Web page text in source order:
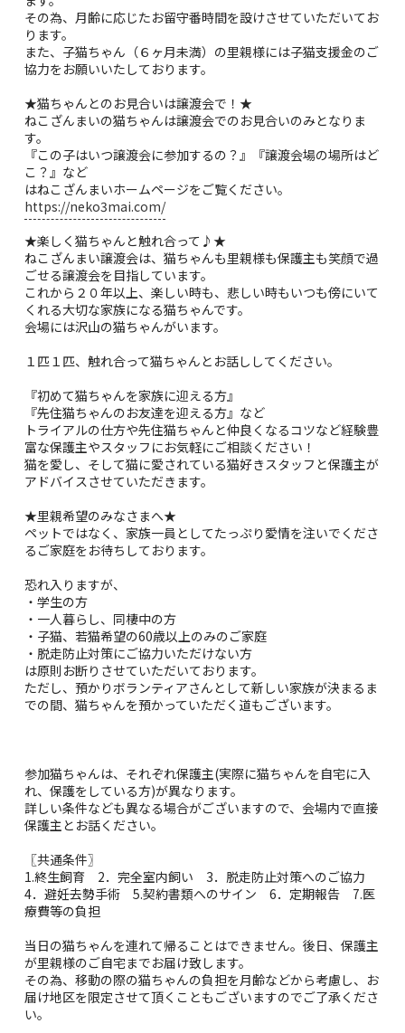
その為、月齢に応じたお留守番時間を設けさせていただいてお
ります。
また、子猫ちゃん（６ヶ月未満）の里親様には子猫支援金のご
協力をお願いいたしております。
★猫ちゃんとのお見合いは譲渡会で！★
ねこざんまいの猫ちゃんは譲渡会でのお見合いのみとなりま
す。
『この子はいつ譲渡会に参加するの？』『譲渡会場の場所はど
こ？』など
はねこざんまいホームページをご覧ください。
https://neko3mai.com/
★楽しく猫ちゃんと触れ合って♪★
ねこざんまい譲渡会は、猫ちゃんも里親様も保護主も笑顔で過
ごせる譲渡会を目指しています。
これから２０年以上、楽しい時も、悲しい時もいつも傍にいて
くれる大切な家族になる猫ちゃんです。
会場には沢山の猫ちゃんがいます。
１匹１匹、触れ合って猫ちゃんとお話ししてください。
『初めて猫ちゃんを家族に迎える方』
『先住猫ちゃんのお友達を迎える方』など
トライアルの仕方や先住猫ちゃんと仲良くなるコツなど経験豊
富な保護主やスタッフにお気軽にご相談ください！
猫を愛し、そして猫に愛されている猫好きスタッフと保護主が
アドバイスさせていただきます。
★里親希望のみなさまへ★
ペットではなく、家族一員としてたっぷり愛情を注いでくださ
るご家庭をお待ちしております。
恐れ入りますが、
・学生の方
・一人暮らし、同棲中の方
・子猫、若猫希望の60歳以上のみのご家庭
・脱走防止対策にご協力いただけない方
は原則お断りさせていただいております。
ただし、預かりボランティアさんとして新しい家族が決まるま
での間、猫ちゃんを預かっていただく道もございます。
参加猫ちゃんは、それぞれ保護主(実際に猫ちゃんを自宅に入
れ、保護をしている方)が異なります。
詳しい条件なども異なる場合がございますので、会場内で直接
保護主とお話ください。
〖共通条件〗
1.終生飼育 2．完全室内飼い 3．脱走防止対策へのご協力
4．避妊去勢手術 5.契約書類へのサイン 6．定期報告 7.医
療費等の負担
当日の猫ちゃんを連れて帰ることはできません。後日、保護主
が里親様のご自宅までお届け致します。
その為、移動の際の猫ちゃんの負担を月齢などから考慮し、お
届け地区を限定させて頂くこともございますのでご了承くださ
い。